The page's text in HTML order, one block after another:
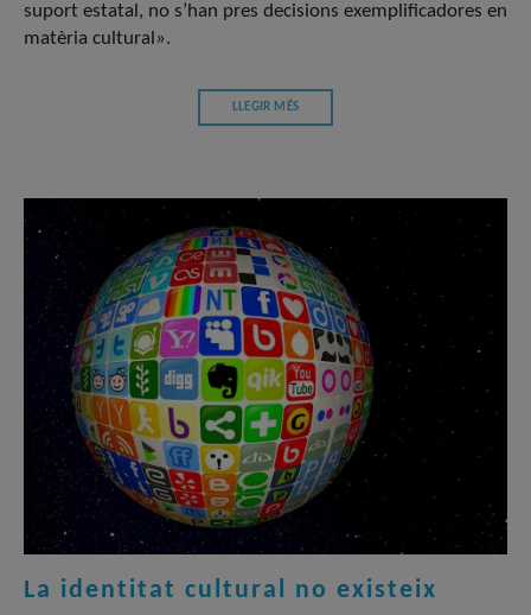
suport estatal, no s’han pres decisions exemplificadores en
matèria cultural».
LLEGIR MÉS
La identitat cultural no existeix